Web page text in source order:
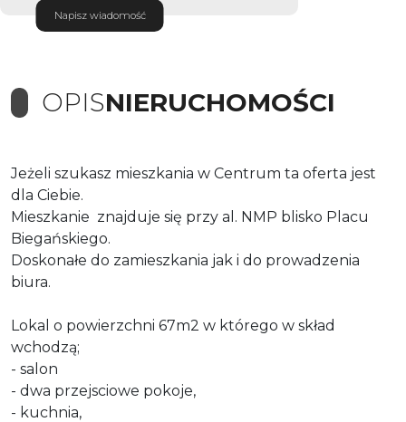
Napisz wiadomość
OPISNIERUCHOMOŚCI
Jeżeli szukasz mieszkania w Centrum ta oferta jest
dla Ciebie.
Mieszkanie znajduje się przy al. NMP blisko Placu
Biegańskiego.
Doskonałe do zamieszkania jak i do prowadzenia
biura.
Lokal o powierzchni 67m2 w którego w skład
wchodzą;
- salon
- dwa przejsciowe pokoje,
- kuchnia,